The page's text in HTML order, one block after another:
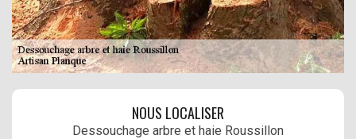
NOUS LOCALISER
Dessouchage arbre et haie Roussillon